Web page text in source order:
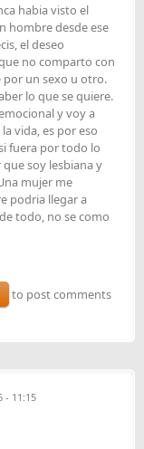
habia visto el
hombre desde ese
el deseo
no comparto con
por un sexo u otro.
lo que se quiere.
y voy a
vida, es por eso
fuera por todo lo
soy lesbiana y
mujer me
podria llegar a
todo, no se como
to post comments
- 11:15